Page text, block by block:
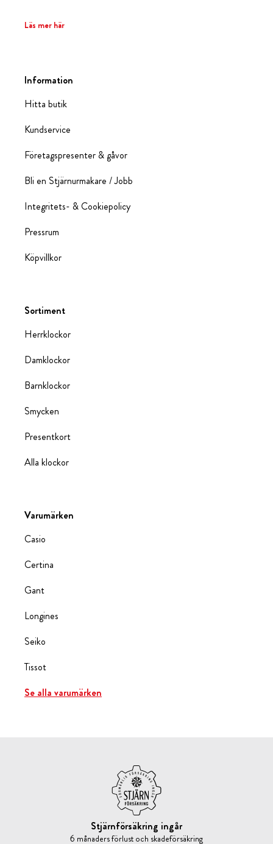
Läs mer här
Information
Hitta butik
Kundservice
Företagspresenter & gåvor
Bli en Stjärnurmakare / Jobb
Integritets- & Cookiepolicy
Pressrum
Köpvillkor
Sortiment
Herrklockor
Damklockor
Barnklockor
Smycken
Presentkort
Alla klockor
Varumärken
Casio
Certina
Gant
Longines
Seiko
Tissot
Se alla varumärken
Stjärnförsäkring ingår
6 månaders förlust och skadeförsäkring